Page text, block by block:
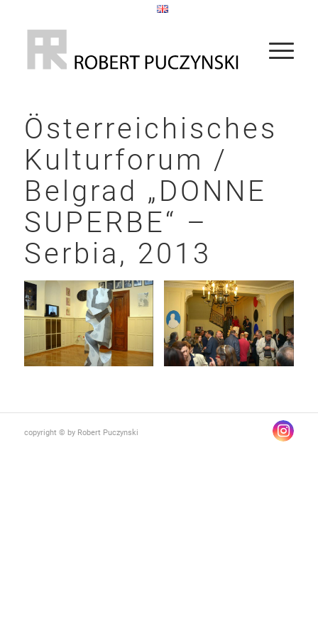
Österreichisches
Kulturforum /
Belgrad „DONNE
SUPERBE“ –
Serbia, 2013
copyright © by Robert Puczynski